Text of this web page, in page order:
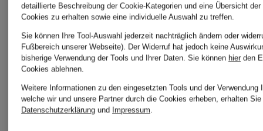
179,90 €
detaillierte Beschreibung der Cookie-Kategorien und eine Übersicht
Cookies zu erhalten sowie eine individuelle Auswahl zu treffen.
Sie können Ihre Tool-Auswahl jederzeit nachträglich ändern oder
Fußbereich unserer Webseite). Der Widerruf hat jedoch keine
bisherige Verwendung der Tools und Ihrer Daten. Sie können hier den
Cookies ablehnen.
Weitere Informationen zu den eingesetzten Tools und der Verwendung
welche wir und unsere Partner durch die Cookies erheben, erhalten
Datenschutzerklärung und Impressum.